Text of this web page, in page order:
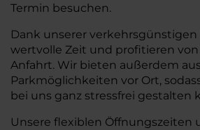
Termin besuchen.
Dank unserer verkehrsgünstigen
wertvolle Zeit und profitieren
Anfahrt. Wir bieten außerdem
Parkmöglichkeiten vor Ort,
bei uns ganz stressfrei gestalten
Unsere flexiblen Öffnungszeiten